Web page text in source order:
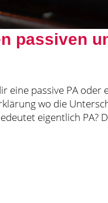
passiven
eine passive PA oder
wo die
eigentlich PA?